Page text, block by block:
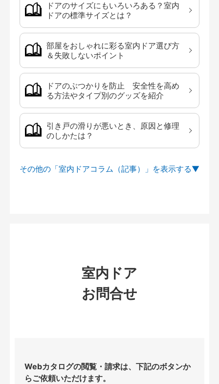
ドアのサイズにもいろいろある？室内
ドアの標準サイズとは？
部屋をおしゃれに彩る室内ドア選び方
＆失敗しないポイント
ドアのぶつかりを防止 安全性を高め
る方法やタイプ別のグッズを紹介
引き戸の滑りが悪いとき、原因と修理
のしかたは？
その他の「室内ドアコラム（記事）」を
室内ドア
お問合せ
Webカタログの閲覧・請求は、下記のボタンか
らご依頼いただけます。